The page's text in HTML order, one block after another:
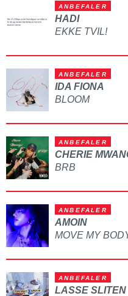
ANBEFALER
HADI
EKKE TVIL!
ANBEFALER
IDA FIONA
BLOOM
ANBEFALER
CHERIE
BRB
ANBEFALER
AMOIN
MOVE MY
ANBEFALER
LASSE SLITEN